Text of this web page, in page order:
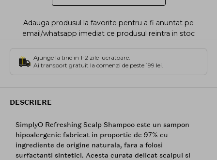
Adauga produsul la favorite pentru a fi anuntat pe
email/whatsapp imediat ce produsul reintra in stoc
Ajunge la tine in 1-2 zile lucratoare.
Ai transport gratuit la comenzi de peste 199 lei.
DESCRIERE
SimplyO Refreshing Scalp Shampoo este un sampon
hipoalergenic fabricat in proportie de 97% cu
ingrediente de origine naturala, fara a folosi
surfactanti sintetici. Acesta curata delicat scalpul si